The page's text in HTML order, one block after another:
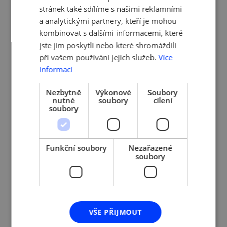
Lucia Lacková
Partnership Manager,wflow.comCzech
Republic
Lucia Lacková má přes 7 let zkušeností
v korporátních financích a specializuje se
Podílela se na několika mezinárodních
finančních transformacích (USA, Kanada,
Austrálie, Velká Británie), pro společnosti
stránek také sdílíme s našimi reklamními
a analytickými partnery, kteří je mohou
kombinovat s dalšími informacemi, které
jste jim poskytli nebo které shromáždili
při vašem používání jejich služeb. Více
informací
Nezbytně
nutné
soubory
Výkonové
soubory
Soubory
cílení
Funkční soubory
Nezařazené
soubory
VŠE PŘIJMOUT